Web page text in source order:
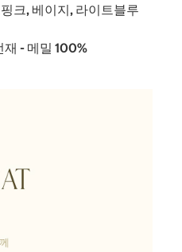
크, 베이지, 라이트블루
재 - 메밀 100%